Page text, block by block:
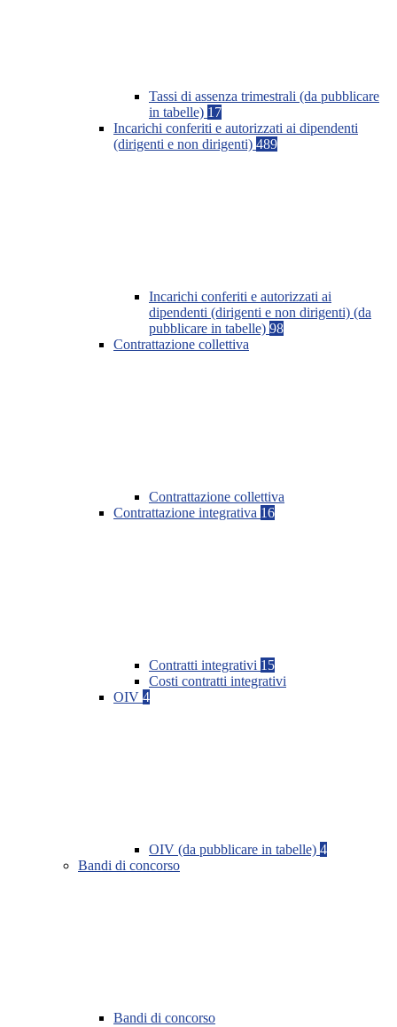
Tassi di assenza trimestrali (da pubblicare
in tabelle) 17
Incarichi conferiti e autorizzati ai dipendenti
(dirigenti e non dirigenti) 489
Incarichi conferiti e autorizzati ai
dipendenti (dirigenti e non dirigenti) (da
pubblicare in tabelle) 98
Contrattazione collettiva
Contrattazione collettiva
Contrattazione integrativa 16
Contratti integrativi 15
Costi contratti integrativi
OIV 4
OIV (da pubblicare in tabelle) 4
Bandi di concorso
Bandi di concorso